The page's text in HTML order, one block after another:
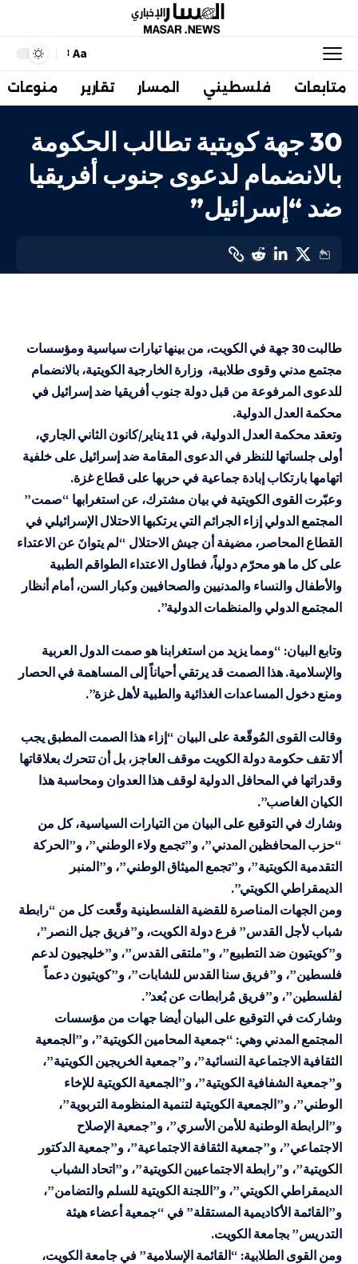
Aa
متابعات فلسطيني المسار تقارير منوعات
30 جهة كويتية تطالب الحكومة
بالانضمام لدعوى جنوب أفريقيا
ضد “إسرائيل”
طالبت 30 جهة في الكويت، من بينها تيارات سياسية ومؤسسات
مجتمع مدني وقوى طلابية، وزارة الخارجية الكويتية، بالانضمام
للدعوى المرفوعة من قبل دولة جنوب أفريقيا ضد إسرائيل في
محكمة العدل الدولية.
وتعقد محكمة العدل الدولية، في 11 يناير/كانون الثاني الجاري،
أولى جلساتها للنظر في الدعوى المقامة ضد إسرائيل على خلفية
اتهامها بارتكاب إبادة جماعية في حربها على قطاع غزة.
وعبّرت القوى الكويتية في بيان مشترك، عن استغرابها “صمت”
المجتمع الدولي إزاء الجرائم التي يرتكبها الاحتلال الإسرائيلي في
القطاع المحاصر، مضيفة أن جيش الاحتلال “لم يتوانَ عن الاعتداء
على كل ما هو محرّم دولياً، فطاول الاعتداء الطواقم الطبية
والأطفال والنساء والمدنيين والصحافيين وكبار السن، أمام أنظار
المجتمع الدولي والمنظمات الدولية”.
وتابع البيان: “ومما يزيد من استغرابنا هو صمت الدول العربية
والإسلامية. هذا الصمت قد يرتقي أحياناً إلى المساهمة في الحصار
ومنع دخول المساعدات الغذائية والطبية لأهل غزة”.
وقالت القوى المُوقّعة على البيان “إزاء هذا الصمت المطبق يجب
ألا تقف حكومة دولة الكويت موقف العاجز، بل أن تتحرك بعلاقاتها
وقدراتها في المحافل الدولية لوقف هذا العدوان ومحاسبة هذا
الكيان الغاصب”.
وشارك في التوقيع على البيان من التيارات السياسية، كل من
“حزب المحافظين المدني”، و”تجمع ولاء الوطني”، و”الحركة
التقدمية الكويتية”، و”تجمع الميثاق الوطني”، و”المنبر
الديمقراطي الكويتي”.
ومن الجهات المناصرة للقضية الفلسطينية وقّعت كل من “رابطة
شباب لأجل القدس” فرع دولة الكويت، و”فريق جيل النصر”،
و”كويتيون ضد التطبيع”، و”ملتقى القدس”، و”خليجيون لدعم
فلسطين”، و”فريق سنا القدس للشابات”، و”كويتيون دعماً
لفلسطين”، و”فريق مُرابطات عن بُعد”.
وشاركت في التوقيع على البيان أيضا جهات من مؤسسات
المجتمع المدني وهي: “جمعية المحامين الكويتية”، و”الجمعية
الثقافية الاجتماعية النسائية”، و”جمعية الخريجين الكويتية”،
و”جمعية الشفافية الكويتية”، و”الجمعية الكويتية للإخاء
الوطني”، و”الجمعية الكويتية لتنمية المنظومة التربوية”،
و”الرابطة الوطنية للأمن الأسري”، و”جمعية الإصلاح
الاجتماعي”، و”جمعية الثقافة الاجتماعية”، و”جمعية الدكتور
الكويتية”، و”رابطة الاجتماعيين الكويتية”، و”اتحاد الشباب
الديمقراطي الكويتي”، و”اللجنة الكويتية للسلم والتضامن”،
و”القائمة الأكاديمية المستقلة” في “جمعية أعضاء هيئة
التدريس” بجامعة الكويت.
ومن القوى الطلابية: “القائمة الإسلامية” في جامعة الكويت،